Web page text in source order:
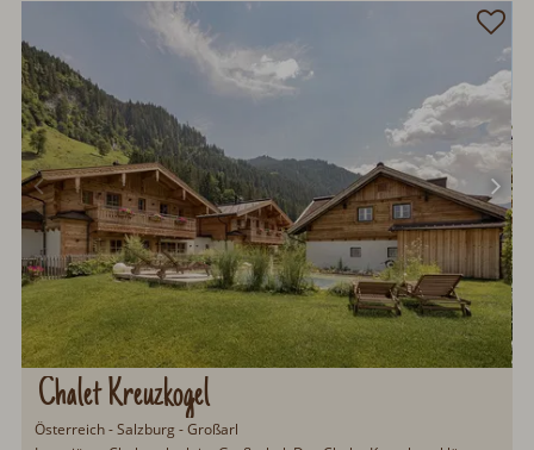
Chalet Kreuzkogel
Österreich - Salzburg - Großarl